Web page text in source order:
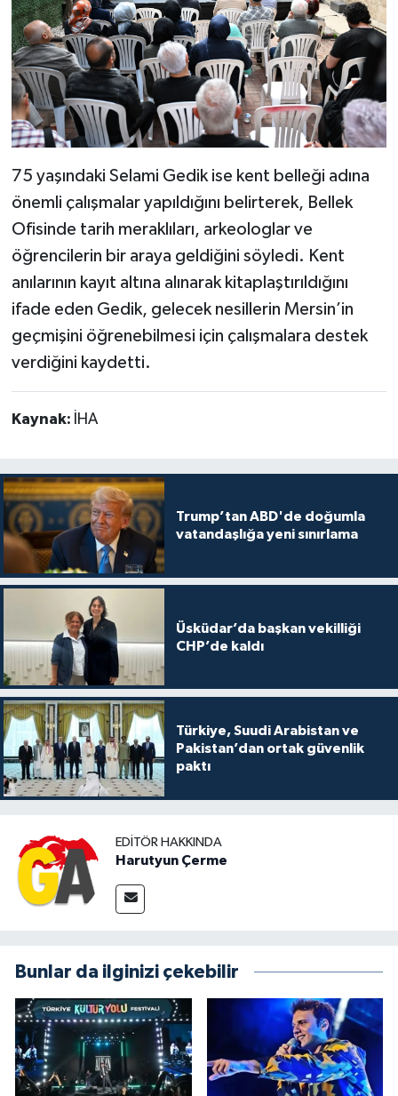
75 yaşındaki Selami Gedik ise kent belleği adına
önemli çalışmalar yapıldığını belirterek, Bellek
Ofisinde tarih meraklıları, arkeologlar ve
öğrencilerin bir araya geldiğini söyledi. Kent
anılarının kayıt altına alınarak kitaplaştırıldığını
ifade eden Gedik, gelecek nesillerin Mersin’in
geçmişini öğrenebilmesi için çalışmalara destek
verdiğini kaydetti.
Kaynak: İHA
Trump’tan ABD'de doğumla
vatandaşlığa yeni sınırlama
Üsküdar’da başkan vekilliği
CHP’de kaldı
Türkiye, Suudi Arabistan ve
Pakistan’dan ortak güvenlik
paktı
EDITÖR HAKKINDA
Harutyun Çerme
Bunlar da ilginizi çekebilir